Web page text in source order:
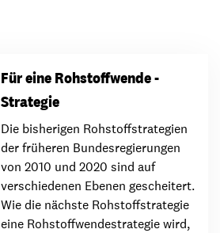
Für eine Rohstoffwende -
Strategie
Die bisherigen Rohstoffstrategien
der früheren Bundesregierungen
von 2010 und 2020 sind auf
verschiedenen Ebenen gescheitert.
Wie die nächste Rohstoffstrategie
eine Rohstoffwendestrategie wird,